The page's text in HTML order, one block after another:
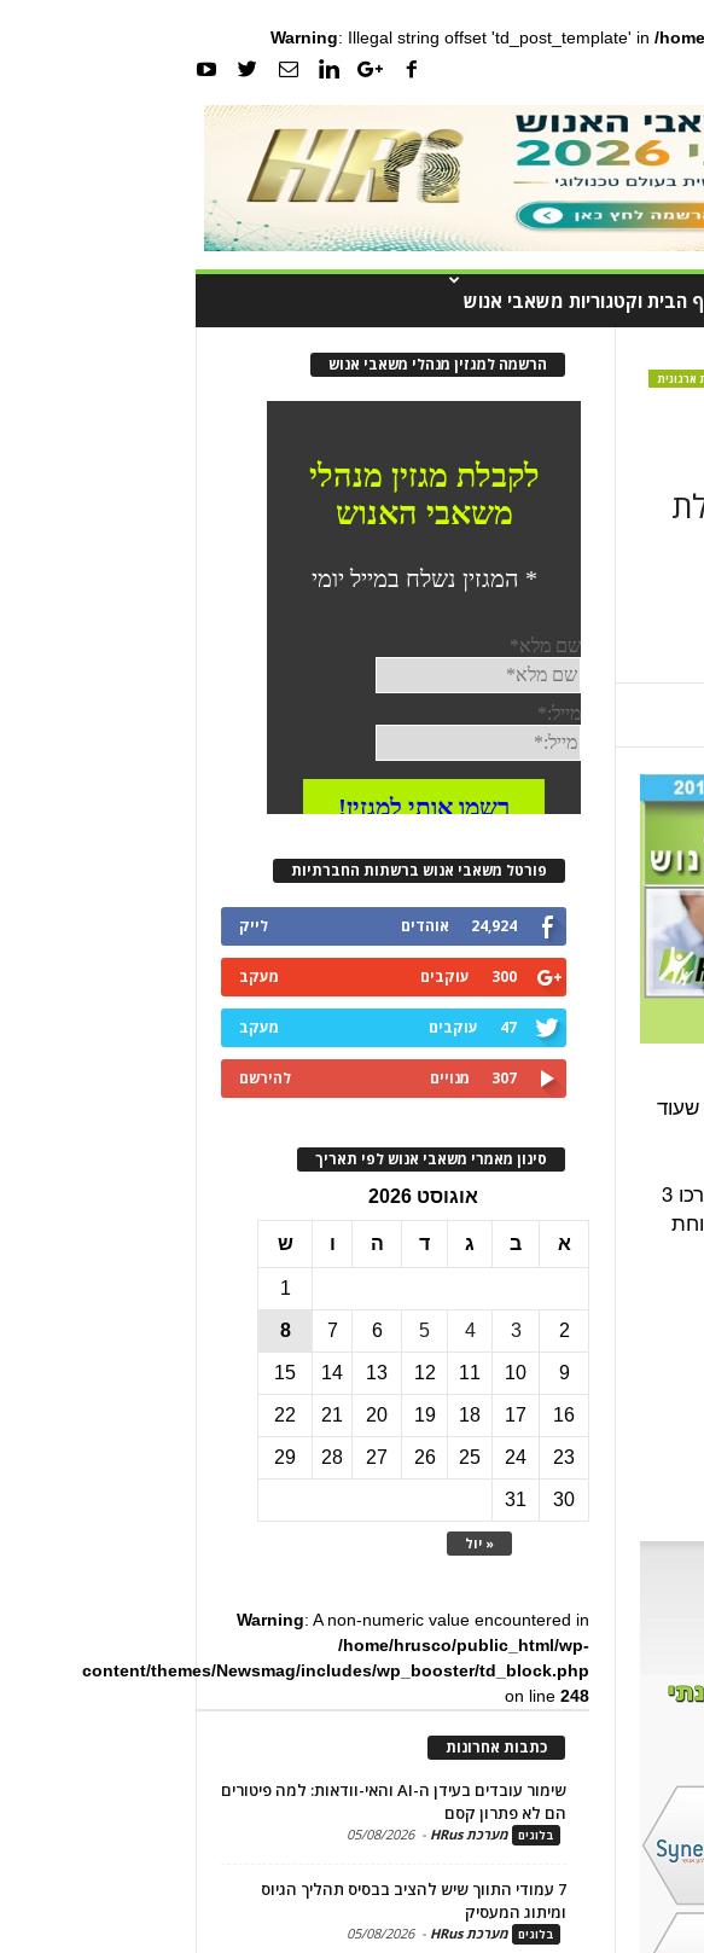
Warning: Illegal string offset 'td_post_template' in /
הבית וקטגוריות משאבי אנוש
ארגונית
במהלך חודש נובמבר נערוך 2 כנסים, וסדנה מקצועית. בנוסף בחודשים הקרובים ייערכו 3
הרשמה למגזין מנהלי משאבי אנוש
פורטל משאבי אנוש ברשתות החברתיות
24,924 אוהדים לייק
300 עוקבים מעקב
47 עוקבים מעקב
307 מנויים להירשם
סינון מאמרי משאבי אנוש לפי תאריך
אוגוסט 2026
א ב ג ד ה ו ש
« יול
1
2
3
4
5
6
7
8
9
10
11
12
13
14
15
16
17
18
19
20
21
22
23
24
25
26
27
28
29
30
31
Warning: A non-numeric value encountered in
/home/hrusco/public_html/wp-
content/themes/Newsmag/includes/wp_booster/td_block.php
on line248
כתבות אחרונות
שימור עובדים בעידן ה-AI והאי-וודאות: למה פיטורים
הם לא פתרון קסם
בלוגים מערכת HRus -
05/08/2026
7 עמודי התווך שיש להציב בבסיס תהליך הגיוס
ומיתוג המעסיק
בלוגים מערכת HRus -
05/08/2026